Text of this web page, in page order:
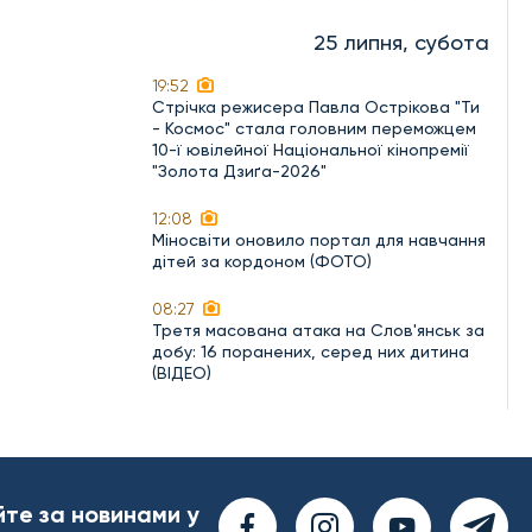
25 липня, субота
19:52
Стрічка режисера Павла Острікова "Ти
- Космос" стала головним переможцем
10-ї ювілейної Національної кінопремії
"Золота Дзиґа-2026"
12:08
Міносвіти оновило портал для навчання
дітей за кордоном (ФОТО)
08:27
Третя масована атака на Слов'янськ за
добу: 16 поранених, серед них дитина
(ВІДЕО)
за новинами у